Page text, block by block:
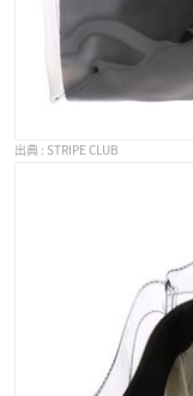
STRIPE CLUB